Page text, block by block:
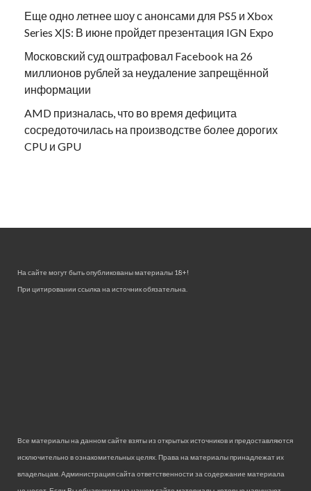
Еще одно летнее шоу с анонсами для PS5 и Xbox
Series X|S: В июне пройдет презентация IGN Expo
Московский суд оштрафовал Facebook на 26
миллионов рублей за неудаление запрещённой
информации
AMD призналась, что во время дефицита
сосредоточилась на производстве более дорогих
CPU и GPU
На сайте могут быть опубликованы материалы 18+!
При цитировании ссылка на источник обязательна.
Все материалы на данном сайте взяты из открытых источников и предоставляются
исключительно в ознакомительных целях. Права на материалы принадлежат их
владельцам. Администрация сайта ответственности за содержание материала